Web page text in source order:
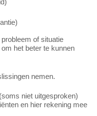
of situatie
het beter te kunnen
nemen.
niet uitgesproken)
en hier rekening mee